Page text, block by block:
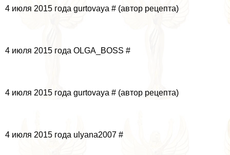
4 июля 2015 года gurtovaya # (автор рецепта)
4 июля 2015 года OLGA_BOSS #
4 июля 2015 года gurtovaya # (автор рецепта)
4 июля 2015 года ulyana2007 #